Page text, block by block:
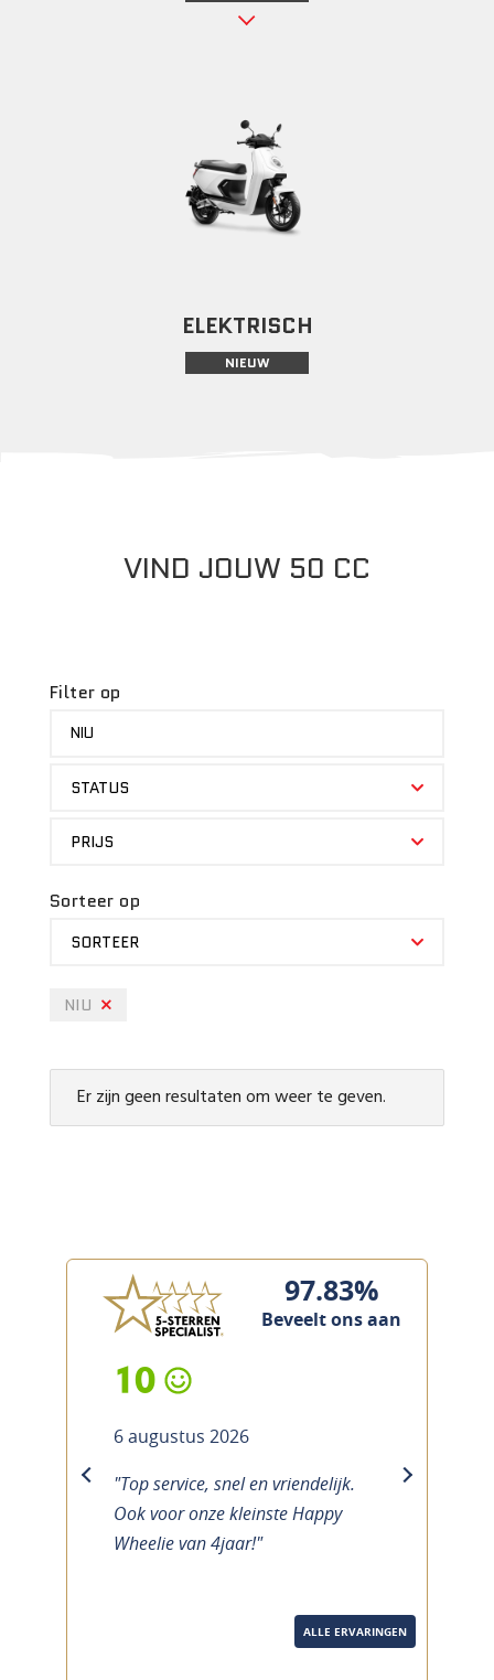
ELEKTRISCH
NIEUW
VIND JOUW 50 CC
Filter op
NIU
STATUS
PRIJS
Sorteer op
SORTEER
NIU
Er zijn geen resultaten om weer te geven.
97.83%
Beveelt ons aan
10
6 augustus 2026
"Top service, snel en vriendelijk.
Ook voor onze kleinste Happy
Wheelie van 4jaar!"
previous next
ALLE ERVARINGEN